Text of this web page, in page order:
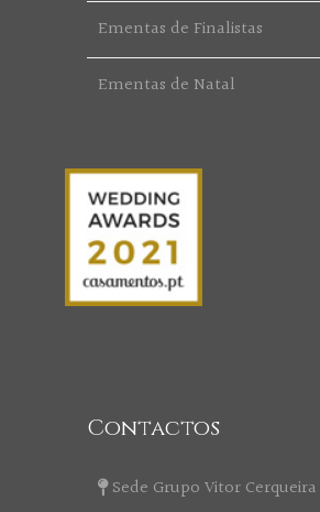
Ementas de Finalistas
Ementas de Natal
Contactos
Sede Grupo Vitor Cerqueira